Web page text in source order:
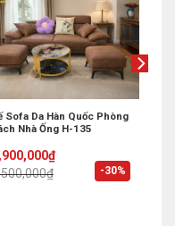
-30%
Sofa Da Hàn Quốc Phòng
Nhà Ống H-135
₫
₫